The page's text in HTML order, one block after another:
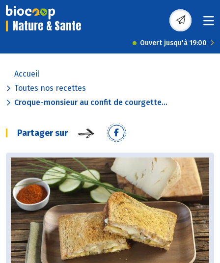
Nature & Sante
Ouvert jusqu'à 19:00
Accueil
Toutes nos recettes
Croque-monsieur au confit de courgette...
Partager sur